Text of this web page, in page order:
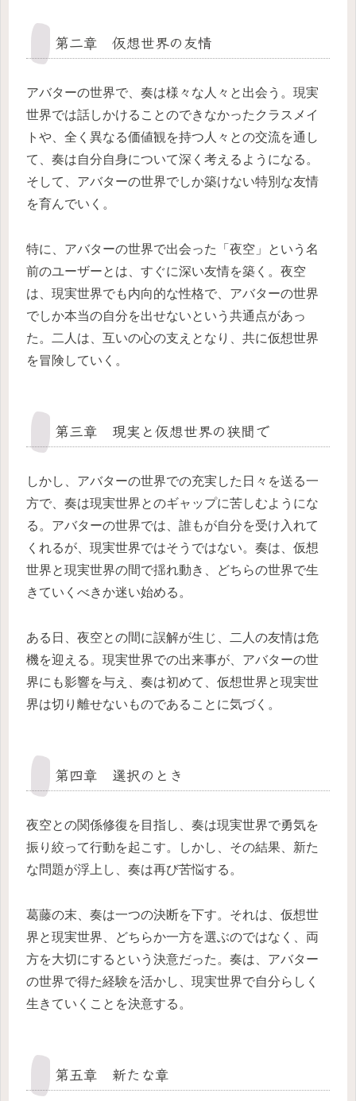
第二章 仮想世界の友情
アバターの世界で、奏は様々な人々と出会う。現実
世界では話しかけることのできなかったクラスメイ
トや、全く異なる価値観を持つ人々との交流を通し
て、奏は自分自身について深く考えるようになる。
そして、アバターの世界でしか築けない特別な友情
を育んでいく。
特に、アバターの世界で出会った「夜空」という名
前のユーザーとは、すぐに深い友情を築く。夜空
は、現実世界でも内向的な性格で、アバターの世界
でしか本当の自分を出せないという共通点があっ
た。二人は、互いの心の支えとなり、共に仮想世界
を冒険していく。
第三章 現実と仮想世界の狭間で
しかし、アバターの世界での充実した日々を送る一
方で、奏は現実世界とのギャップに苦しむようにな
る。アバターの世界では、誰もが自分を受け入れて
くれるが、現実世界ではそうではない。奏は、仮想
世界と現実世界の間で揺れ動き、どちらの世界で生
きていくべきか迷い始める。
ある日、夜空との間に誤解が生じ、二人の友情は危
機を迎える。現実世界での出来事が、アバターの世
界にも影響を与え、奏は初めて、仮想世界と現実世
界は切り離せないものであることに気づく。
第四章 選択のとき
夜空との関係修復を目指し、奏は現実世界で勇気を
振り絞って行動を起こす。しかし、その結果、新た
な問題が浮上し、奏は再び苦悩する。
葛藤の末、奏は一つの決断を下す。それは、仮想世
界と現実世界、どちらか一方を選ぶのではなく、両
方を大切にするという決意だった。奏は、アバター
の世界で得た経験を活かし、現実世界で自分らしく
生きていくことを決意する。
第五章 新たな章